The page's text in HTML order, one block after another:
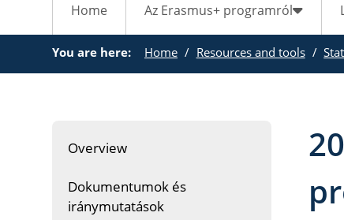
Home Az Erasmus+ programról
You are here: Home Resources and tools
Overview
Dokumentumok és
iránymutatások